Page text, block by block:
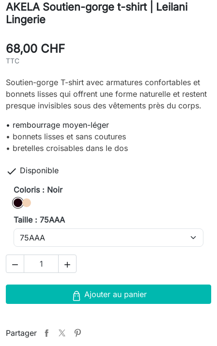
AKELA Soutien-gorge t-shirt | Leilani
Lingerie
68,00 CHF
TTC
Soutien-gorge T-shirt avec armatures confortables et
bonnets lisses qui offrent une forme naturelle et restent
presque invisibles sous des vêtements près du corps.
• rembourrage moyen-léger
• bonnets lisses et sans coutures
• bretelles croisables dans le dos
 Disponible
Coloris : Noir
Noircaffè latte
Taille : 75AAA
 
Ajouter au panier
Partager